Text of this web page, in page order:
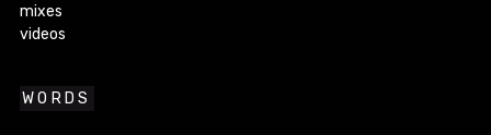
mixes
videos
WORDS